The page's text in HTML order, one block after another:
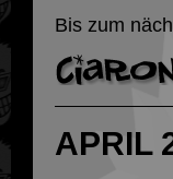
Bis zum
APRIL